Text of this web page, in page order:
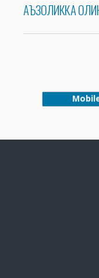
АЪЗОЛИККА